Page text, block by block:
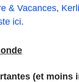
& Vacances,
ici.
(et moins